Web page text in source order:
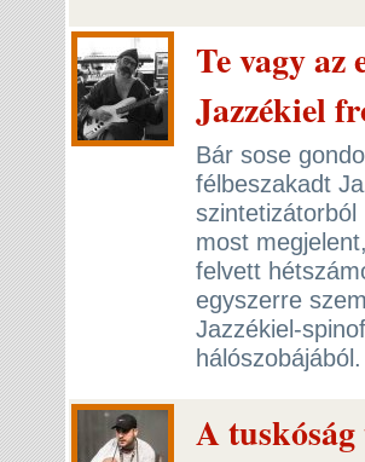
Te vagy az
Jazzékiel
Bár sose
félbeszakadt
most
felvett
egyszerre
Jazzékiel-
A